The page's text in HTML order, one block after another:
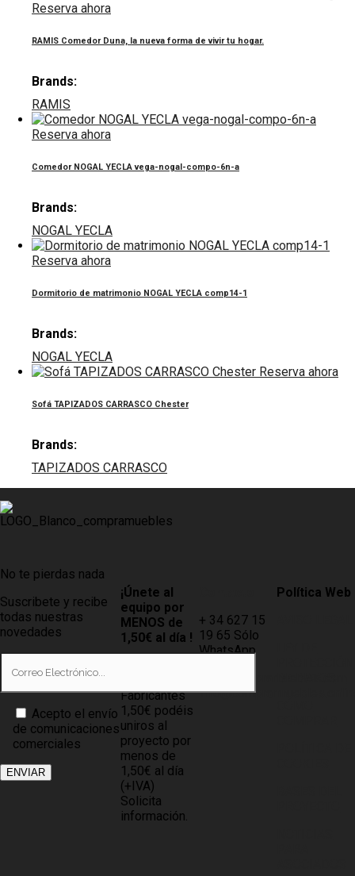
Reserva ahora
RAMIS Comedor Duna, la nueva forma de vivir tu hogar.
Brands:
RAMIS
Reserva ahora
Comedor NOGAL YECLA vega-nogal-compo-6n-a
Brands:
NOGAL YECLA
Reserva ahora
Dormitorio de matrimonio NOGAL YECLA comp14-1
Brands:
NOGAL YECLA
Reserva ahora
Sofá TAPIZADOS CARRASCO Chester
Brands:
TAPIZADOS CARRASCO
No te pierdas nada
Suscribete y recibe
todas nuestras
novedades
Acepto el envío
de comunicaciones
comerciales
¡Únete al
equipo por
MENOS de
1,50€ al día !
Fabricantes
1,50€ podéis
uniros al
proyecto por
menos de
1,50€ al día
(+IVA)
Solicita
información.
+ 34 627 15
19 65 Sólo
WhatsApp
Política Web